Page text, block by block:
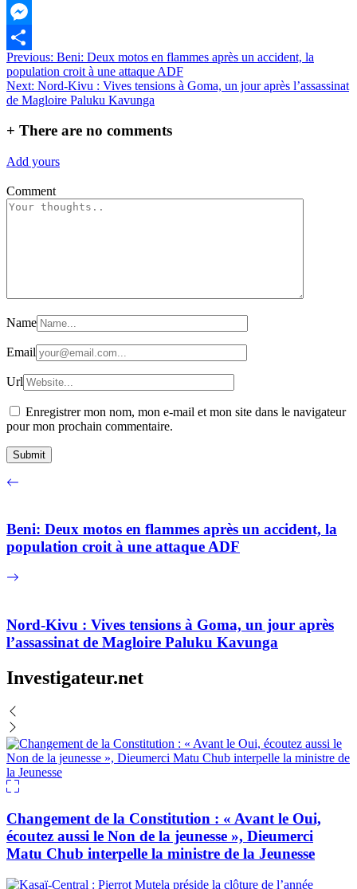
WhatsApp
Messenger
Partager
Navigation
de
l’article
Previous: Beni: Deux motos en flammes après un accident, la
population croit à une attaque ADF
Next: Nord-Kivu : Vives tensions à Goma, un jour après l’assassinat
de Magloire Paluku Kavunga
+ There are no comments
Add yours
Comment
Name
Email
Url
Enregistrer mon nom, mon e-mail et mon site dans le navigateur
pour mon prochain commentaire.
Beni: Deux motos en flammes après un accident, la
population croit à une attaque ADF
Nord-Kivu : Vives tensions à Goma, un jour après
l’assassinat de Magloire Paluku Kavunga
Investigateur.net
Changement de la Constitution : « Avant le Oui,
écoutez aussi le Non de la jeunesse », Dieumerci
Matu Chub interpelle la ministre de la Jeunesse